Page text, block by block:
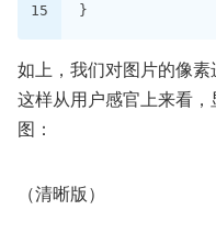
15
}
如上，我们对图片的像素
这样从用户感官上来看
图：
（清晰版）